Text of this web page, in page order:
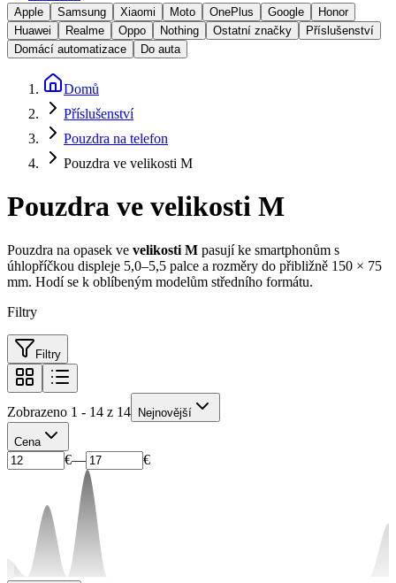
Apple Samsung Xiaomi Moto OnePlus Google
Honor
Huawei
Realme Oppo Nothing Ostatní značky
Příslušenství
Domácí automatizace
Do auta
Domů
Příslušenství
Pouzdra na telefon
Pouzdra ve velikosti M
Pouzdra ve velikosti M
Pouzdra na opasek ve velikosti M pasují ke smartphonům s
úhlopříčkou displeje 5,0–5,5 palce a rozměry do přibližně 150 × 75
mm. Hodí se k oblíbeným modelům středního formátu.
Filtry
Filtry
Zobrazeno 1 - 14 z 14 Nejnovější
Cena
€— €